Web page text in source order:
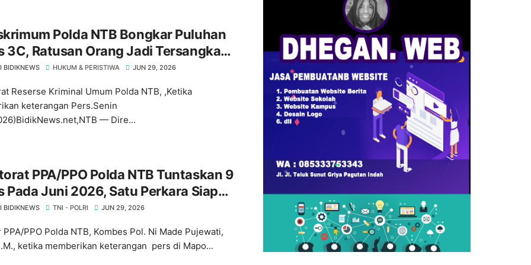
Polda NTB Bongkar Puluhan
3C, Ratusan Orang Jadi Tersangka
Diminta Waspada
BIDIKNEWS HUKUM & PERISTIWA JUN 29, 2026
Reserse Kriminal Umum Polda NTB, ,Ketika
keterangan Pers.Senin
— Dire...
PPA/PPO Polda NTB Tuntaskan 9
Pada Juni 2026, Satu Perkara Siap
BIDIKNEWS TNI - POLRI JUN 29, 2026
PPO Polda NTB, Kombes Pol. Ni Made Pujewati,
ketika memberikan keterangan pers di Mapo...